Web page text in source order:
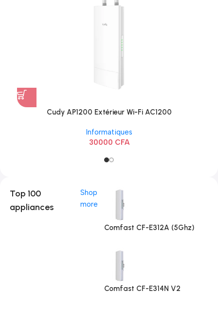
Cudy AP1200 Extérieur Wi-Fi AC1200
Informatiques
30000 CFA
Top 100
appliances
Shop
more
Comfast CF-E312A (5Ghz)
Comfast CF-E314N V2